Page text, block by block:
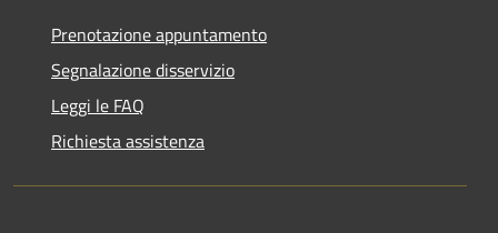
Prenotazione appuntamento
Segnalazione disservizio
Leggi le FAQ
Richiesta assistenza